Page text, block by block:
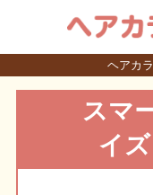
ヘアカ
スマ
イ